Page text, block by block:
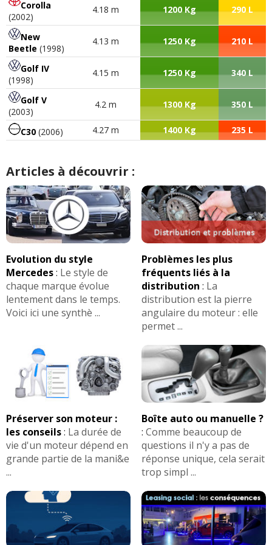
Corolla
(2002)
4.18 m 1200 Kg 290 L
New
Beetle (1998)
4.13 m 1250 Kg 210 L
Golf IV
(1998)
4.15 m 1250 Kg 340 L
Golf V
(2003)
4.2 m 1300 Kg 350 L
C30 (2006) 4.27 m 1400 Kg 235 L
Articles à découvrir :
Evolution du style
Mercedes: Le style de
chaque marque évolue
lentement dans le temps.
Voici ici une synthè ...
Problèmes les plus
fréquents liés à la
distribution : La
distribution est la pierre
angulaire du moteur : elle
permet ...
Préserver son moteur :
les conseils: La durée de
vie d'un moteur dépend en
grande partie de la mani&e
...
Boîte auto ou manuelle ?
: Comme beaucoup de
questions il n'y a pas de
réponse unique, cela serait
trop simpl ...